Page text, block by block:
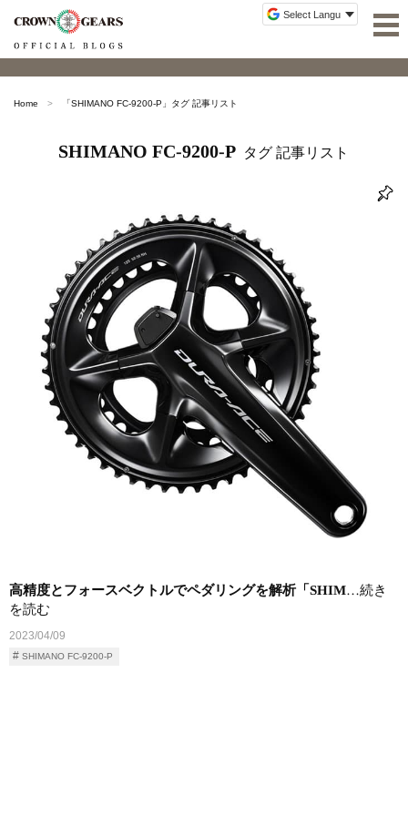
Home 「SHIMANO FC-9200-P 」タグ 記事リスト
SHIMANO FC-9200-P タグ 記事リスト
高精度とフォースベクトルでペダリングを解析「SHIM…続き
を読む
2023/04/09
SHIMANO FC-9200-P